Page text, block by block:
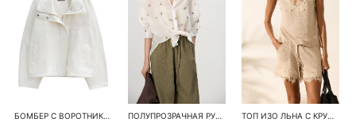
БОМБЕР С ВОРОТНИКОМ-СТОЙКОЙ ПОЛУПРОЗРАЧНАЯ РУБАШКА С РОМАШКАМИ ТОП ИЗО ЛЬНА С КРУЖЕВОМ